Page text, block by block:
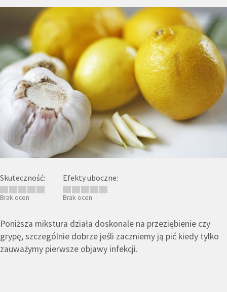
Skuteczność:
Brak ocen
Efekty uboczne:
Brak ocen
Poniższa mikstura działa doskonale na przeziębienie czy
grypę, szczególnie dobrze jeśli zaczniemy ją pić kiedy tylko
zauważymy pierwsze objawy infekcji.